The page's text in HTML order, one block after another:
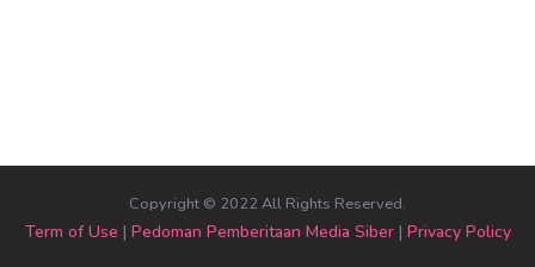
Copyright © 2022 All Rights Reserved.
Term of Use | Pedoman Pemberitaan Media Siber| Privacy Policy